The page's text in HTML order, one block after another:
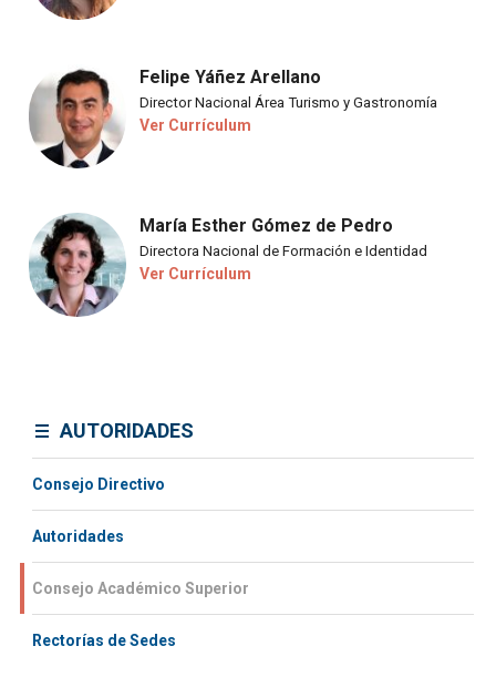
Felipe Yáñez Arellano
Director Nacional Área Turismo y Gastronomía
Ver Currículum
María Esther Gómez de Pedro
Directora Nacional de Formación e Identidad
Ver Currículum
AUTORIDADES
Consejo Directivo
Autoridades
Consejo Académico Superior
Rectorías de Sedes